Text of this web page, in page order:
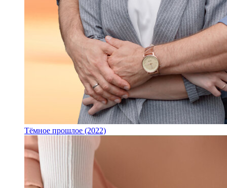
Тёмное прошлое (2022)